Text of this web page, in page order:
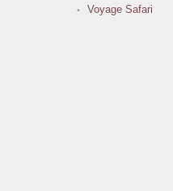
Voyage Safari